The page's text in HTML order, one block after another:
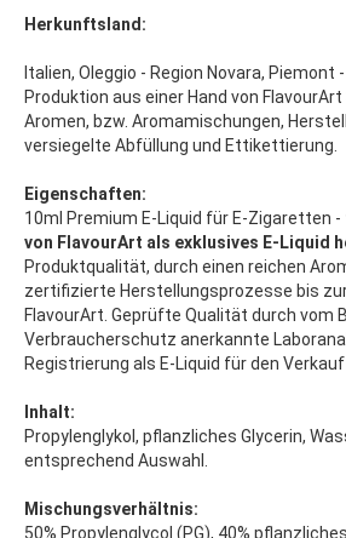
Herkunftsland:
Italien, Oleggio - Region Novara,
Produktion aus einer Hand von
Aromen, bzw. Aromamischungen,
versiegelte Abfüllung und Ettikettierung.
Eigenschaften:
10ml Premium E-Liquid für E-Zigaretten -
von FlavourArt als exklusives E-Liquid
Produktqualität, durch einen reichen
zertifizierte Herstellungsprozesse bis
FlavourArt. Geprüfte Qualität durch vom
Verbraucherschutz anerkannte
Registrierung als E-Liquid für den
Inhalt:
Propylenglykol, pflanzliches Glycerin,
entsprechend Auswahl.
Mischungsverhältnis:
50% Propylenglycol (PG), 40%